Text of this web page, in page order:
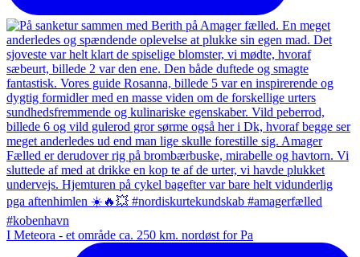
I Meteora - et område ca. 250 km. nordøst for Pa